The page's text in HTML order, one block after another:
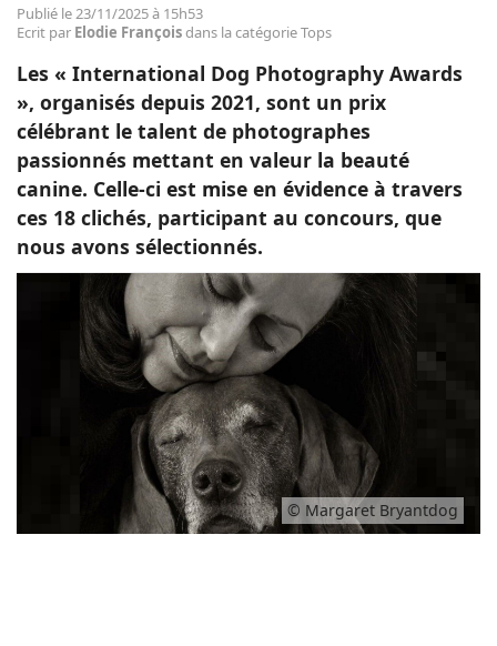
Publié le 23/11/2025 à 15h53
Ecrit par Elodie Françoisdans la catégorie Tops
Les « International Dog Photography Awards
», organisés depuis 2021, sont un prix
célébrant le talent de photographes
passionnés mettant en valeur la beauté
canine. Celle-ci est mise en évidence à travers
ces 18 clichés, participant au concours, que
nous avons sélectionnés.
© Margaret Bryantdog